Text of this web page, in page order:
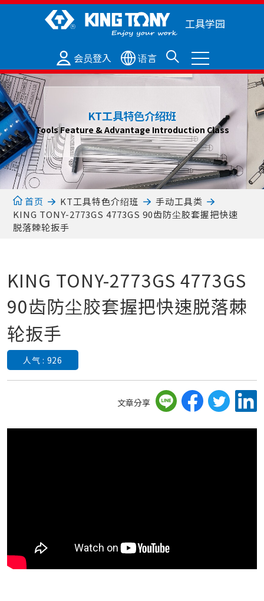
工具学园
会员登入 语言
KT工具特色介绍班
Tools Feature & Advantage Introduction Class
首页 KT工具特色介绍班
手动工具类
KING TONY-2773GS 4773GS 90齿防尘胶套握把快速
脱落棘轮扳手
KING TONY-2773GS 4773GS
90齿防尘胶套握把快速脱落棘
轮扳手
人气 : 926
文章分享